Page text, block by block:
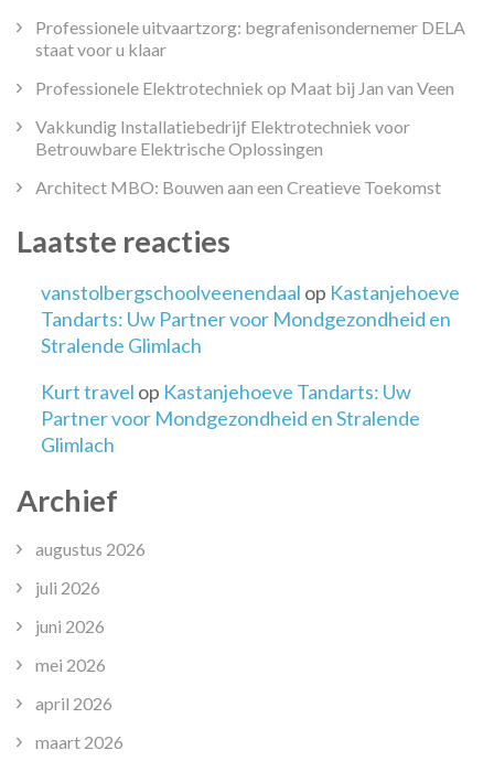
Professionele uitvaartzorg: begrafenisondernemer DELA
staat voor u klaar
Professionele Elektrotechniek op Maat bij Jan van Veen
Vakkundig Installatiebedrijf Elektrotechniek voor
Betrouwbare Elektrische Oplossingen
Architect MBO: Bouwen aan een Creatieve Toekomst
Laatste reacties
vanstolbergschoolveenendaal op Kastanjehoeve
Tandarts: Uw Partner voor Mondgezondheid en
Stralende Glimlach
Kurt travel op Kastanjehoeve Tandarts: Uw
Partner voor Mondgezondheid en Stralende
Glimlach
Archief
augustus 2026
juli 2026
juni 2026
mei 2026
april 2026
maart 2026